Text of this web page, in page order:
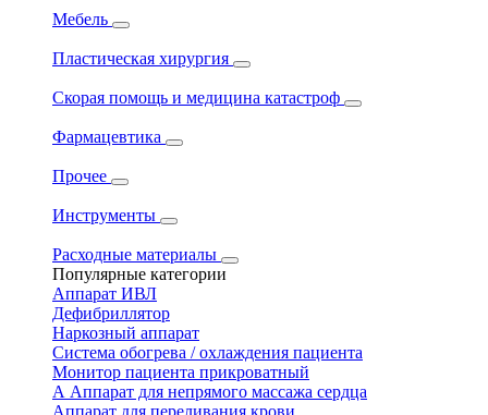
Мебель
Пластическая хирургия
Скорая помощь и медицина катастроф
Фармацевтика
Прочее
Инструменты
Расходные материалы
Популярные категории
Аппарат ИВЛ
Дефибриллятор
Наркозный аппарат
Система обогрева / охлаждения пациента
Монитор пациента прикроватный
А Аппарат для непрямого массажа сердца
Аппарат для переливания крови